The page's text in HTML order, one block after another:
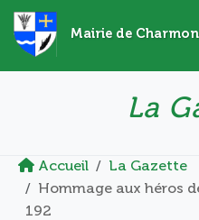
Mairie de
La
Accueil
La Gazette
Hommage aux héros
192